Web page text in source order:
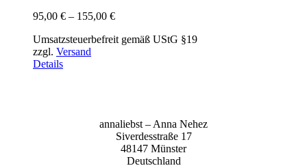
95,00 € – 155,00 €Preisspanne:
bis
Umsatzsteuerbefreit gemäß UStG §19
zzgl. Versand
Details
anna­liebst – Anna Nehez
Sive­r­des­stra­ße 17
48147 Müns­ter
Deutsch­land